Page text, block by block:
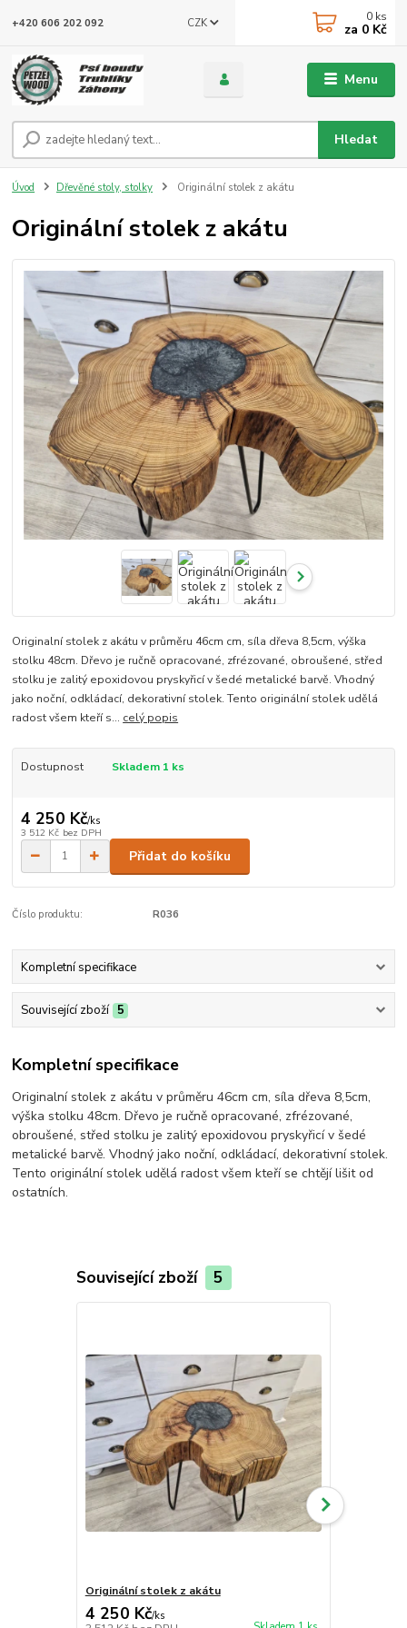
Menu
CZK
Hledat
+420 606 202 092 0 ks
za 0 Kč
Úvod Dřevěné stoly, stolky Originální stolek z akátu
Originální stolek z akátu
Originalní stolek z akátu v průměru 46cm cm, síla dřeva 8,5cm, výška
stolku 48cm. Dřevo je ručně opracované, zfrézované, obroušené, střed
stolku je zalitý epoxidovou pryskyřicí v šedé metalické barvě. Vhodný
jako noční, odkládací, dekorativní stolek. Tento originální stolek udělá
radost všem kteří s... celý popis
Dostupnost Skladem 1 ks
4 250 Kč/ks
3 512 Kč bez DPH
Přidat do košíku
Číslo produktu: R036
Kompletní specifikace
Související zboží 5
Kompletní specifikace
Originalní stolek z akátu v průměru 46cm cm, síla dřeva 8,5cm,
výška stolku 48cm. Dřevo je ručně opracované, zfrézované,
obroušené, střed stolku je zalitý epoxidovou pryskyřicí v šedé
metalické barvě. Vhodný jako noční, odkládací, dekorativní stolek.
Tento originální stolek udělá radost všem kteří se chtějí lišit od
ostatních.
Související zboží 5
Originální stolek z akátu
4 250 Kč/ks